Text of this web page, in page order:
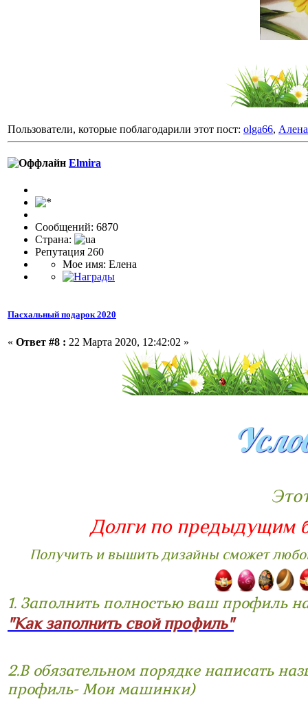
Пользователи, которые поблагодарили этот пост: olga66,
Elmira
Сообщений: 6870
Страна:
Репутация 260
Мое имя: Елена
Пасхальный подарок 2020
« Ответ #8 : 22 Марта 2020, 12:42:02 »
Долги по предыдущим
Получить и вышить дизайны сможет
1. Заполнить полностью ваш профиль
"Как заполнить свой профиль"
2.В обязательном порядке написать
профиль- Мои машинки)